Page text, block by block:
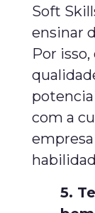
Soft
ensinar
Por
com a
5.